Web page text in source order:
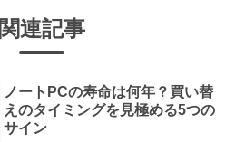
関連記事
ノートPCの寿命は何年？買い替
えのタイミングを見極める5つの
サイン